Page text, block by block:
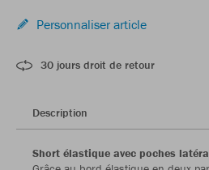
Personnaliser article
30 jours droit de retour
Description
Short élastique avec poches